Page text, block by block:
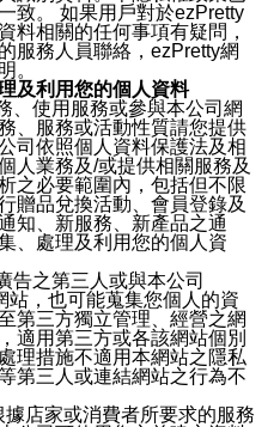
致。 如果用戶對於ezPretty
料相關的任何事項有疑問，
服務人員聯絡，ezPretty網
。
及利用您的個人資料
、使用服務或參與本公司網
、服務或活動性質請您提供
司依照個人資料保護法及相
人業務及/或提供相關服務及
之必要範圍內，包括但不限
贈品兌換活動、會員登錄及
知、新服務、新產品之通
、處理及利用您的個人資
告之第三人或與本公司
站，也可能蒐集您個人的資
第三方獨立管理、經營之網
適用第三方或各該網站個別
理措施不適用本網站之隱私
第三人或連結網站之行為不
店家或消費者所要求的服務